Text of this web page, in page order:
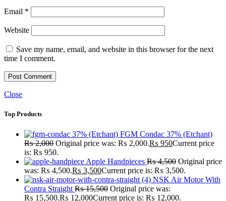
Email *
Website
Save my name, email, and website in this browser for the next
time I comment.
Close
Top Products
FGM Condac 37% (Etchant)
₨2,000 Original price was: ₨ 2,000.₨ 950Current price
is: ₨ 950.
Apple Handpieces ₨4,500 Original price
was: ₨ 4,500.₨ 3,500Current price is: ₨ 3,500.
NSK Air Motor With
Contra Straight ₨15,500 Original price was:
₨ 15,500.₨ 12,000Current price is: ₨ 12,000.